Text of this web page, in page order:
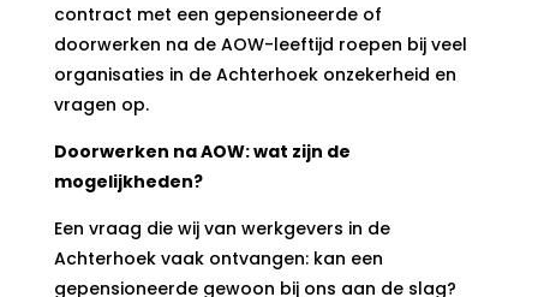
contract met een gepensioneerde of
doorwerken na de AOW-leeftijd roepen bij veel
organisaties in de Achterhoek onzekerheid en
vragen op.
Doorwerken na AOW: wat zijn de
mogelijkheden?
Een vraag die wij van werkgevers in de
Achterhoek vaak ontvangen: kan een
gepensioneerde gewoon bij ons aan de slag?